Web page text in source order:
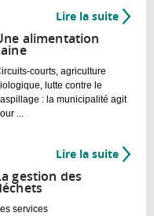
Lire la suite de
alimentation
courts, agriculture
lutte contre le
: la municipalité agit
...
Lire la suite de
gestion des
services